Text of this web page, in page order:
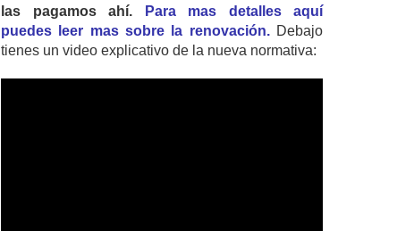
las pagamos ahí.
Para mas detalles aquí
puedes leer mas sobre la renovación.Debajo
tienes un video explicativo de la nueva normativa: